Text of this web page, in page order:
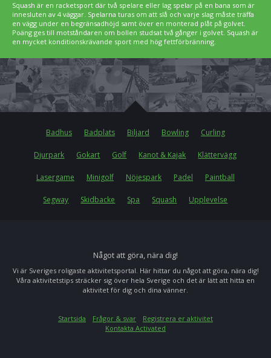
Squash är en racketsport där två spelare eller lag spelar på en bana som är
innesluten av 4 väggar. Spelarna turas om att slå och varje slag måste träffa
en vägg under en begränsadhöjd samt över en monterad plåt på golvet.
Poäng ges till motståndaren om bollen studsat två gånger i golvet. Squash är
en mycket konditionskrävande sport med hög fettförbränning.
Badhus Badplats Biljard Bowling Curling
Djurpark Gokart Golf Kanot & Kajak Klättervägg
Lasergame Minigolf Nöjespark Padel Paintball
Segway Skidbacke Spa Squash Upplevelse
Något att göra, nära dig!
Vi är Sveriges roligaste aktivitetsportal. Här hittar du något att göra, nära dig!
Våra aktivitetstips sträcker sig över hela Sverige och det är lätt att hitta en
aktivitet för dig och dina vänner.
Startsida Frågor & svar
Registrera er aktivitet
Kontakta Activated